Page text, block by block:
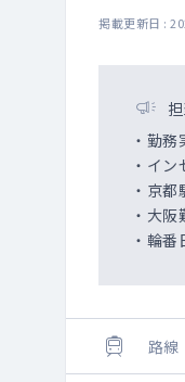
掲載更新日 :
・勤
・イ
・京
・大
・輪
路線